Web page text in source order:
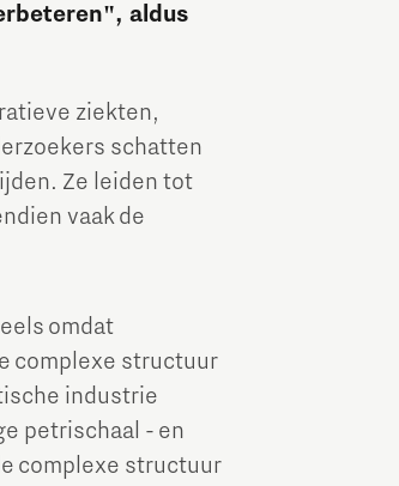
aldus
ziekten,
schatten
Ze leiden tot
vaak de
omdat
complexe structuur
industrie
petrischaal - en
complexe structuur